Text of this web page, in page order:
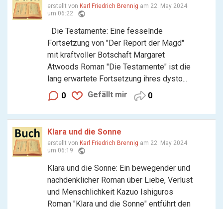
erstellt von Karl Friedrich Brennig am 22. May 2024
um 06:22 public
Die Testamente: Eine fesselnde
Fortsetzung von "Der Report der Magd"
mit kraftvoller Botschaft Margaret
Atwoods Roman "Die Testamente" ist die
lang erwartete Fortsetzung ihres dysto...
0
Gefällt mir 0
Klara und die Sonne
erstellt von Karl Friedrich Brennig am 22. May 2024
um 06:19 public
Klara und die Sonne: Ein bewegender und
nachdenklicher Roman über Liebe, Verlust
und Menschlichkeit Kazuo Ishiguros
Roman "Klara und die Sonne" entführt den